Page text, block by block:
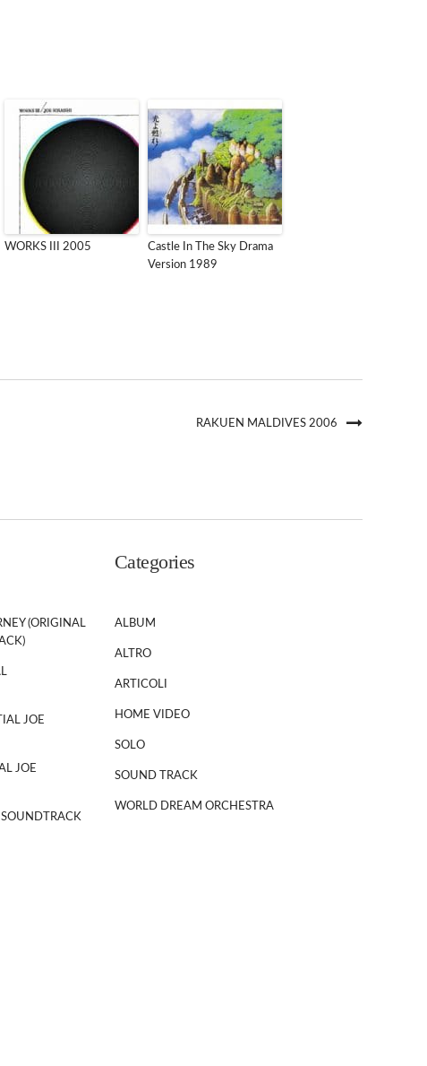
WORKS III 2005
Castle In The Sky Drama
Version 1989
RAKUEN MALDIVES 2006
(ORIGINAL
JOE
JOE
Categories
ALBUM
ALTRO
ARTICOLI
HOME VIDEO
SOLO
SOUND TRACK
WORLD DREAM ORCHESTRA